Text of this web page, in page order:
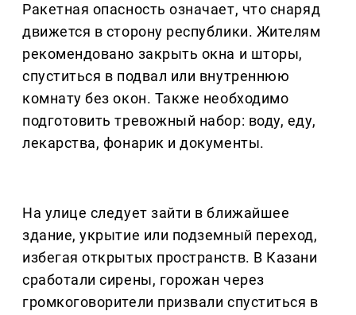
Ракетная опасность означает, что снаряд
движется в сторону республики. Жителям
рекомендовано закрыть окна и шторы,
спуститься в подвал или внутреннюю
комнату без окон. Также необходимо
подготовить тревожный набор: воду, еду,
лекарства, фонарик и документы.
На улице следует зайти в ближайшее
здание, укрытие или подземный переход,
избегая открытых пространств. В Казани
сработали сирены, горожан через
громкоговорители призвали спуститься в